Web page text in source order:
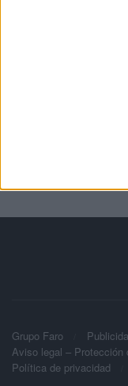
Grupo Faro
Aviso legal – Protección
Política de privacidad